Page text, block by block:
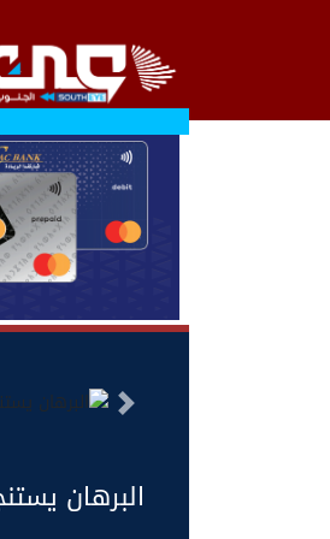
السابق
البرهان